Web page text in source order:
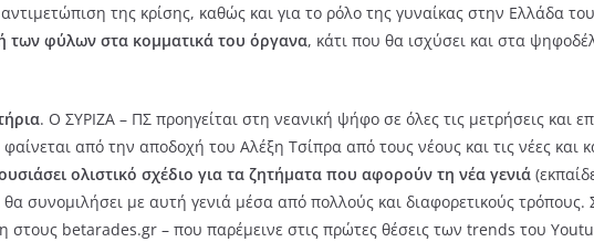
της κρίσης, καθώς και για το ρόλο της γυναίκας στην Ελλάδα
των φύλων στα κομματικά του όργανα, κάτι που θα ισχύσει και στα
. Ο ΣΥΡΙΖΑ – ΠΣ προηγείται στη νεανική ψήφο σε όλες τις μετρήσεις και
από την αποδοχή του Αλέξη Τσίπρα από τους νέους και τις νέες και
ολιστικό σχέδιο για τα ζητήματα που αφορούν τη νέα γενιά
συνομιλήσει με αυτή γενιά μέσα από πολλούς και διαφορετικούς τρόπους.
στους betarades.gr – που παρέμεινε στις πρώτες θέσεις των trends του